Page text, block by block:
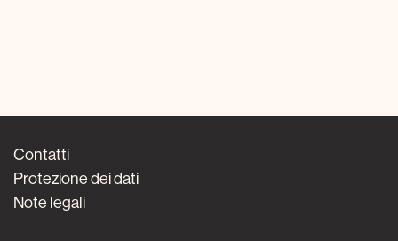
Contatti
Protezione dei dati
Note legali